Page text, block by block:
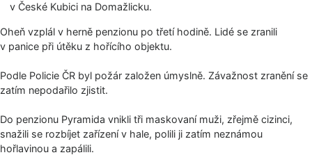
v České Kubici na Domažlicku.
Oheň vzplál v herně penzionu po třetí hodině. Lidé se zranili
v panice při útěku z hořícího objektu.
Podle Policie ČR byl požár založen úmyslně. Závažnost zranění se
zatím nepodařilo zjistit.
Do penzionu Pyramida vnikli tři maskovaní muži, zřejmě cizinci,
snažili se rozbíjet zařízení v hale, polili ji zatím neznámou
hořlavinou a zapálili.